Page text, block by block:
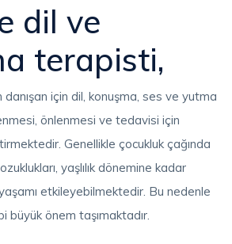
dil ve
terapisti,
için dil, konuşma, ses ve yutma
önlenmesi ve tedavisi için
Genellikle çocukluk çağında
yaşlılık dönemine kadar
etkileyebilmektedir. Bu nedenle
önem taşımaktadır.